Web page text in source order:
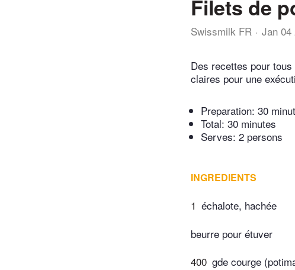
Filets de
Swissmilk FR Jan 04
Des recettes pour
claires pour une
Preparation: 30
Total: 30 minutes
Serves: 2 persons
INGREDIENTS
1 échalote, hachée
beurre pour étuver
400 gde courge